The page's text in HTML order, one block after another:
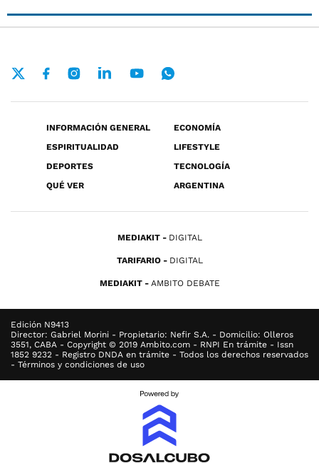
INFORMACIÓN GENERAL
ECONOMÍA
ESPIRITUALIDAD
LIFESTYLE
DEPORTES
TECNOLOGÍA
QUÉ VER
ARGENTINA
MEDIAKIT DIGITAL
TARIFARIO DIGITAL
MEDIAKIT AMBITO DEBATE
Edición N9413
Director: Gabriel Morini - Propietario: Nefir S.A. - Domicilio: Olleros
3551, CABA - Copyright © 2019 Ambito.com - RNPI En trámite - Issn
1852 9232 - Registro DNDA en trámite - Todos los derechos reservados
- Términos y condiciones de uso